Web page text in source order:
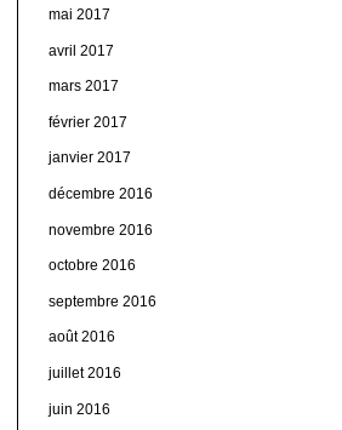
mai 2017
avril 2017
mars 2017
février 2017
janvier 2017
décembre 2016
novembre 2016
octobre 2016
septembre 2016
août 2016
juillet 2016
juin 2016